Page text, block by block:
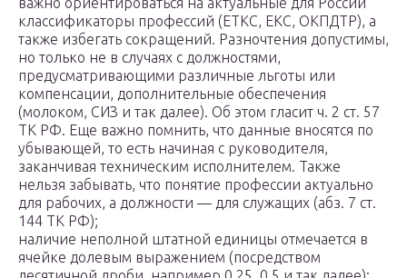
классификаторы профессий (ЕТКС, ЕКС, ОКПДТР), а
также избегать сокращений. Разночтения допустимы,
но только не в случаях с должностями,
предусматривающими различные льготы или
компенсации, дополнительные обеспечения
(молоком, СИЗ и так далее). Об этом гласит ч. 2 ст. 57
ТК РФ. Еще важно помнить, что данные вносятся по
убывающей, то есть начиная с руководителя,
заканчивая техническим исполнителем. Также
нельзя забывать, что понятие профессии актуально
для рабочих, а должности — для служащих (абз. 7 ст.
144 ТК РФ);
наличие неполной штатной единицы отмечается в
ячейке долевым выражением (посредством